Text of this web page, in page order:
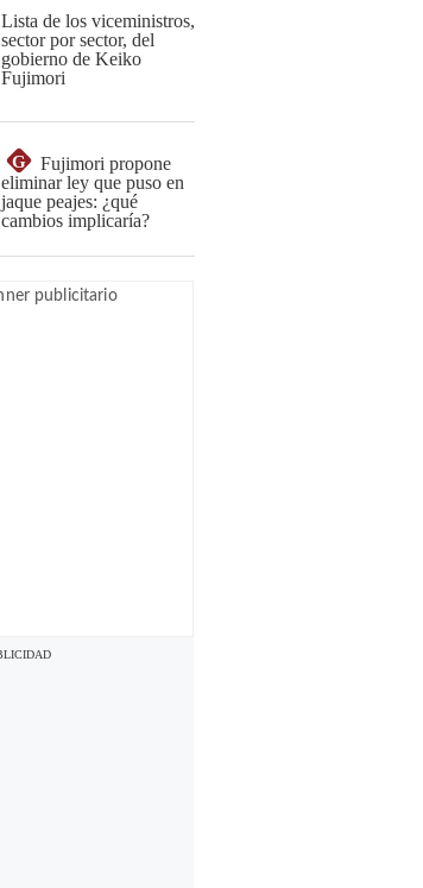
Lista de los viceministros,
sector por sector, del
gobierno de Keiko
Fujimori
G
Fujimori propone
eliminar ley que puso en
jaque peajes: ¿qué
cambios implicaría?